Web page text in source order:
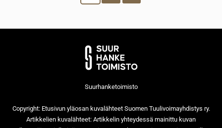
Suurhanketoimisto
Copyright: Etusivun yläosan kuvalähteet Suomen Tuulivoimayhdistys ry.
Artikkelien kuvalähteet: Artikkelin yhteydessä mainittu kuvan